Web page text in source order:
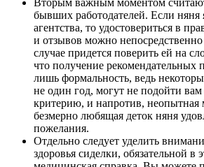
бывших работодателей. Если няня
агентства, то удостовериться в
и отзывов можно
случае придется поверить ей на
что получение рекомендательных
лишь формальность, ведь
не один год, могут не подойти
критерию, и напротив, неопытная
безмерно любящая деток няня
пожелания.
Отдельно следует уделить
здоровья сиделки, обязательной в